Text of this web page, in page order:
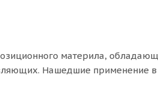
материла,
Нашедшие применение в